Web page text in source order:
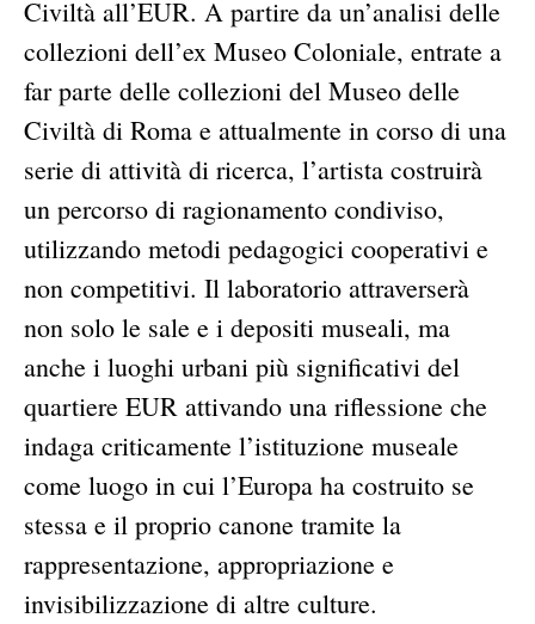
Civiltà all’EUR. A partire da un’analisi delle
collezioni dell’ex Museo Coloniale, entrate a
far parte delle collezioni del Museo delle
Civiltà di Roma e attualmente in corso di una
serie di attività di ricerca, l’artista costruirà
un percorso di ragionamento condiviso,
utilizzando metodi pedagogici cooperativi e
non competitivi. Il laboratorio attraverserà
non solo le sale e i depositi museali, ma
anche i luoghi urbani più significativi del
quartiere EUR attivando una riflessione che
indaga criticamente l’istituzione museale
come luogo in cui l’Europa ha costruito se
stessa e il proprio canone tramite la
rappresentazione, appropriazione e
invisibilizzazione di altre culture.